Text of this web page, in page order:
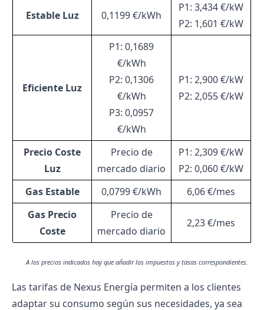
Estable Luz 0,1199 €/kWh
P1: 3,434 €/kW
P2: 1,601 €/kW
Eficiente Luz
P1: 0,1689
€/kWh
P2: 0,1306
€/kWh
P3: 0,0957
€/kWh
P1: 2,900 €/kW
P2: 2,055 €/kW
Precio Coste
Luz
Precio de
mercado diario
P1: 2,309 €/kW
P2: 0,060 €/kW
Gas Estable
0,0799 €/kWh
6,06 €/mes
Gas Precio
Coste
Precio de
mercado diario
2,23 €/mes
A los precios indicados hay que añadir los impuestos y tasas correspondientes.
Las tarifas de Nexus Energía permiten a los clientes
adaptar su consumo según sus necesidades, ya sea